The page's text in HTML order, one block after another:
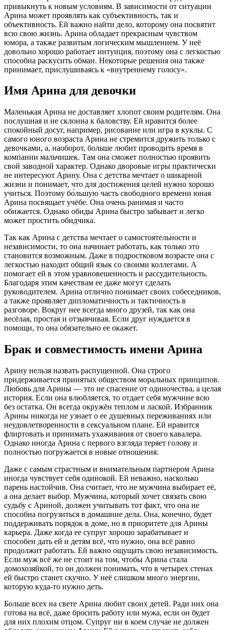
привыкнуть к новым условиям. В зависимости от ситуации
Арина может проявлять как субъективность, так и
объективность. Ей важно найти дело, которому она посвятит
всю свою жизнь. Арина обладает прекрасным чувством
юмора, а также развитым логическим мышлением. У неё
довольно хорошо работает интуиция, поэтому она с легкостью
способна раскусить обман. Некоторые решения она также
принимает, прислушиваясь к «внутреннему голосу».
Имя Арина для девочки
Маленькая Арина не доставляет хлопот своим родителям. Она
послушная и не склонна к баловству. Ей нравится более
спокойный досуг, например, рисование или игра в куклы. С
самого юного возраста Арина не стремится дружить только с
девочками, а, наоборот, больше любит проводить время в
компании мальчишек. Там она сможет полностью проявить
свой заводной характер. Однако дворовые игры практически
не интересуют Арину. Она с детства мечтает о шикарной
жизни и понимает, что для достижения целей нужно хорошо
учиться. Поэтому бо́льшую часть свободного времени юная
Арина посвящает учёбе. Она очень ранимая и часто
обижается. Однако обиды Арина быстро забывает и легко
может простить обидчика.
Так как Арина с детства мечтает о самостоятельности и
независимости, то она начинает работать, как только это
становится возможным. Даже в подростковом возрасте она с
легкостью находит общий язык со своими коллегами. А
помогает ей в этом уравновешенность и рассудительность.
Благодаря этим качествам ее даже могут сделать
руководителем. Арина отлично понимает своих собеседников,
а также проявляет дипломатичность и тактичность в
разговоре. Вокруг нее всегда много друзей, так как она
весёлая, простая и отзывчивая. Если друг нуждается в
помощи, то она обязательно ее окажет.
Брак и совместимость имени Арина
Арину нельзя назвать распущенной. Она строго
придерживается принятых обществом моральных принципов.
Любовь для Арины — это не спасение от одиночества, а целая
история. Если она влюбляется, то отдает себя мужчине всю
без остатка. Он всегда окружён теплом и лаской. Избранник
Арины никогда не узнает о ее душевных переживаниях или
неудовлетворенности в сексуальном плане. Ей нравится
флиртовать и принимать ухаживания от своего кавалера.
Однако иногда Арина с первого взгляда теряет голову и
полностью погружается в новые отношения.
Даже с самым страстным и внимательным партнером Арина
иногда чувствует себя одинокой. Ей неважно, насколько
парень настойчив. Она считает, что не мужчина выбирает её,
а она делает выбор. Мужчина, который хочет связать свою
судьбу с Ариной, должен учитывать тот факт, что она не
способна погрузиться в домашние дела. Она, конечно, будет
поддерживать порядок в доме, но в приоритете для Арины
карьера. Даже когда ее супруг хорошо зарабатывает и
способен дать ей и детям всё, что нужно, она всё равно
продолжит работать. Ей важно ощущать свою независимость.
Если муж всё же не стоит на том, чтобы Арина стала
домохозяйкой, то он должен понимать, что в четырех стенах
ей быстро станет скучно. У неё слишком много энергии,
которую куда-то нужно деть.
Больше всех на свете Арина любит своих детей. Ради них она
готова на всё, даже бросить работу или мужа, если он будет
для них плохим отцом. Супруг ни в коем случае не должен